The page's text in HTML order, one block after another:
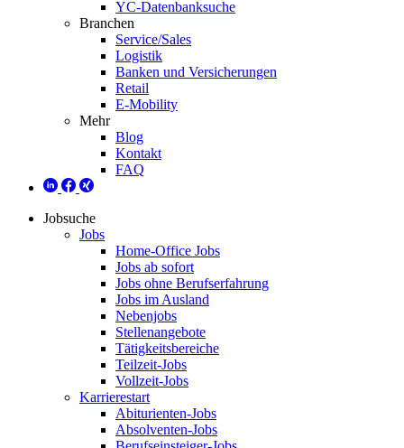
YC-Datenbanksuche
Branchen
Service/Sales
Logistik
Banken und Versicherungen
Retail
E-Mobility
Mehr
Blog
Kontakt
FAQ
Jobsuche
Jobs
Home-Office Jobs
Jobs ab sofort
Jobs ohne Berufserfahrung
Jobs im Ausland
Nebenjobs
Stellenangebote
Tätigkeitsbereiche
Teilzeit-Jobs
Vollzeit-Jobs
Karrierestart
Abiturienten-Jobs
Absolventen-Jobs